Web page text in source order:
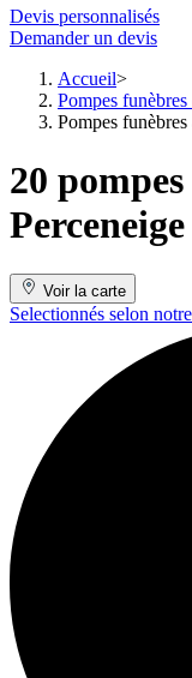
Devis personnalisés
Demander un devis
Accueil
Pompes
Pompes funèbres
20
Voir la carte
Selectionnés selon